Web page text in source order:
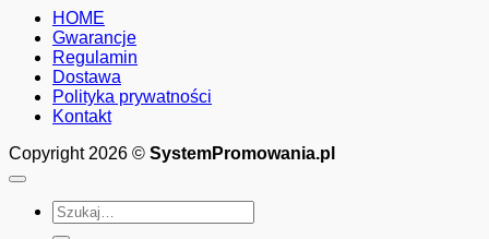
HOME
Gwarancje
Regulamin
Dostawa
Polityka prywatności
Kontakt
Copyright 2026 © SystemPromowania.pl
Szukaj: